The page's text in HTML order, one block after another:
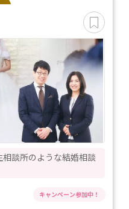
談所のような結婚相談